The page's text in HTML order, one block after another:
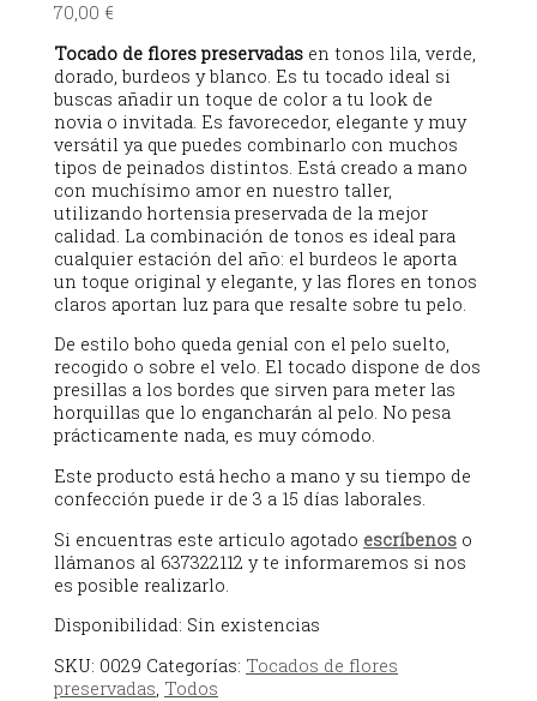
70,00 €
Tocado de flores preservadas en tonos lila, verde,
dorado, burdeos y blanco. Es tu tocado ideal si
buscas añadir un toque de color a tu look de
novia o invitada. Es favorecedor, elegante y muy
versátil ya que puedes combinarlo con muchos
tipos de peinados distintos. Está creado a mano
con muchísimo amor en nuestro taller,
utilizando hortensia preservada de la mejor
calidad. La combinación de tonos es ideal para
cualquier estación del año: el burdeos le aporta
un toque original y elegante, y las flores en tonos
claros aportan luz para que resalte sobre tu pelo.
De estilo boho queda genial con el pelo suelto,
recogido o sobre el velo. El tocado dispone de dos
presillas a los bordes que sirven para meter las
horquillas que lo engancharán al pelo. No pesa
prácticamente nada, es muy cómodo.
Este producto está hecho a mano y su tiempo de
confección puede ir de 3 a 15 días laborales.
Si encuentras este articulo agotado escríbenos o
llámanos al 637322112 y te informaremos si nos
es posible realizarlo.
Disponibilidad: Sin existencias
SKU: 0029 Categorías: Tocados de flores
preservadas Todos